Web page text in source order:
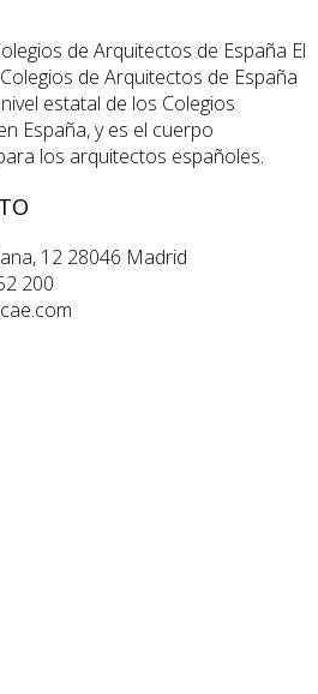
El
de Arquitectos de España
estatal de los Colegios
España, y es el cuerpo
los arquitectos españoles.
12 28046 Madrid
200